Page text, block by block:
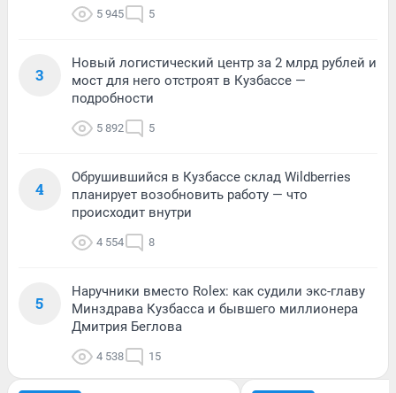
5 945 5
3
Новый логистический центр за 2 млрд рублей и
мост для него отстроят в Кузбассе —
подробности
5 892 5
4
Обрушившийся в Кузбассе склад Wildberries
планирует возобновить работу — что
происходит внутри
4 554 8
5
Наручники вместо Rolex: как судили экс-главу
Минздрава Кузбасса и бывшего миллионера
Дмитрия Беглова
4 538 15